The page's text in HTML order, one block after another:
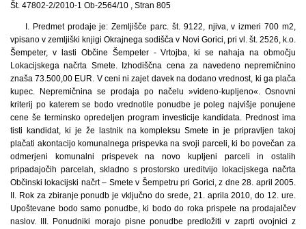
Št. 47802-2/2010-1 Ob-2564/10 , Stran 805
I. Predmet prodaje je: Zemljišče parc. št. 9122, njiva, v izmeri 700 m2,
vpisano v zemljiški knjigi Okrajnega sodišča v Novi Gorici, pri vl. št. 2526, k.o.
Šempeter, v lasti Občine Šempeter - Vrtojba, ki se nahaja na območju
Lokacijskega načrta Smete. Izhodiščna cena za navedeno nepremičnino
znaša 73.500,00 EUR. V ceni ni zajet davek na dodano vrednost, ki ga plača
kupec. Nepremičnina se prodaja po načelu »videno-kupljeno«. Osnovni
kriterij po katerem se bodo vrednotile ponudbe je poleg najvišje ponujene
cene še terminsko opredeljen program investicije kandidata. Prednost ima
tisti kandidat, ki je že lastnik na kompleksu Smete in je pripravljen takoj
plačati akontacijo komunalnega prispevka na svoji parceli, ki bo povečan za
odmerjeni komunalni prispevek na novo kupljeni parceli in ostalih
pripadajočih parcelah, skladno s prostorsko ureditvijo lokacijskega načrta
Občinski lokacijski načrt – Smete v Šempetru pri Gorici, z dne 28. april 2005.
II. Rok za zbiranje ponudb je vključno do srede, 21. aprila 2010, do 12. ure.
Upoštevane bodo samo ponudbe, ki bodo do roka prispele na prodajalčev
naslov. III. Ponudniki morajo pisne ponudbe predložiti v zaprti ovojnici z